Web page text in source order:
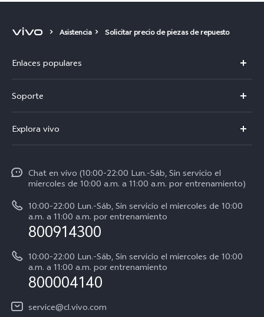
Asistencia Solicitar precio de piezas de repuesto
Enlaces populares
Y21d
Y38 5G
Y31 5G
Soporte
Autenticación de IMEI
Manual del usuario
Servicio de Agendamiento
Instrucciones de la garantía de vivo
Explora vivo
La vida en vivo
Acerca de nosotros
Centro de privacidad de vivo
Chat en vivo (10:00-22:00 Lun.-Sáb, Sin servicio el
miercoles de 10:00 a.m. a 11:00 a.m. por entrenamiento)
10:00-22:00 Lun.-Sáb, Sin servicio el miercoles de 10:00
a.m. a 11:00 a.m. por entrenamiento
800914300
10:00-22:00 Lun.-Sáb, Sin servicio el miercoles de 10:00
a.m. a 11:00 a.m. por entrenamiento
800004140
service@cl.vivo.com